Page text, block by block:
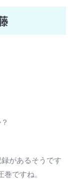
があるそうです
ですね。